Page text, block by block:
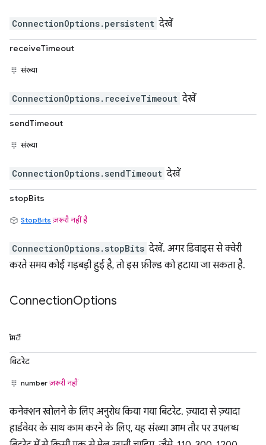
ConnectionOptions.persistent देखें
receiveTimeout
संख्या
ConnectionOptions.receiveTimeout देखें
sendTimeout
संख्या
ConnectionOptions.sendTimeout देखें
stopBits
StopBits ज़रूरी नहीं है
ConnectionOptions.stopBits देखें. अगर डिवाइस से क्वेरी
करते समय कोई गड़बड़ी हुई है, तो इस फ़ील्ड को हटाया जा सकता है.
ConnectionOptions
प्रॉपर्टी
बिटरेट
numberज़रूरी नहीं
कनेक्शन खोलने के लिए अनुरोध किया गया बिटरेट. ज़्यादा से ज़्यादा
हार्डवेयर के साथ काम करने के लिए, यह संख्या आम तौर पर उपलब्ध